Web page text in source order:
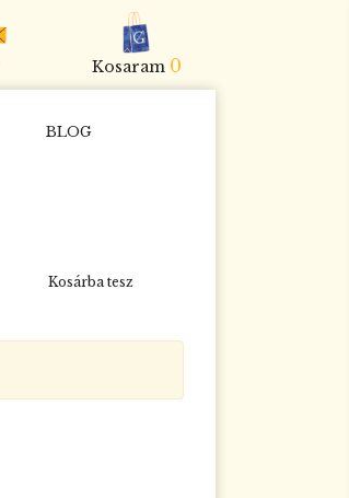
Kosaram 0
BLOG
Kosárba tesz